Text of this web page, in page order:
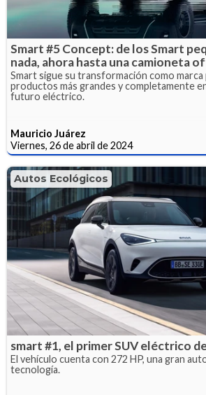
Smart #5 Concept: de los Smart
nada, ahora hasta una camioneta
Smart sigue su transformación como
productos más grandes y completamente
futuro eléctrico.
Mauricio Juárez
Viernes, 26 de abril de 2024
Autos Ecológicos
smart #1, el primer SUV eléctrico
El vehículo cuenta con 272 HP, una gran
tecnología.